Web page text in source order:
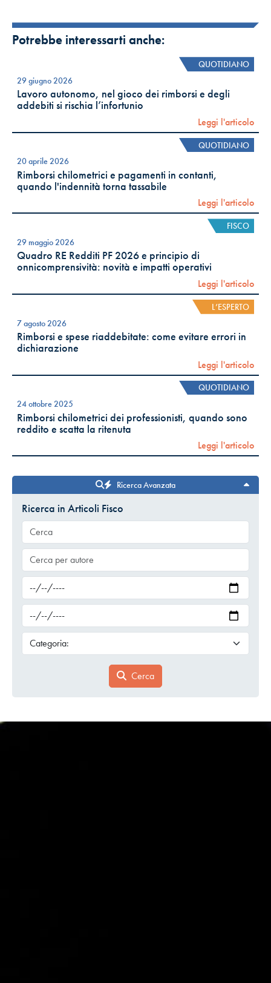
Potrebbe interessarti anche:
QUOTIDIANO
29 giugno 2026
Lavoro autonomo, nel gioco dei rimborsi e degli
addebiti si rischia l’infortunio
Leggi l'articolo
QUOTIDIANO
20 aprile 2026
Rimborsi chilometrici e pagamenti in contanti,
quando l'indennità torna tassabile
Leggi l'articolo
FISCO
29 maggio 2026
Quadro RE Redditi PF 2026 e principio di
onnicomprensività: novità e impatti operativi
Leggi l'articolo
L’ESPERTO
7 agosto 2026
Rimborsi e spese riaddebitate: come evitare errori in
dichiarazione
Leggi l'articolo
QUOTIDIANO
24 ottobre 2025
Rimborsi chilometrici dei professionisti, quando sono
reddito e scatta la ritenuta
Leggi l'articolo
Ricerca Avanzata
Ricerca in Articoli Fisco
Cerca